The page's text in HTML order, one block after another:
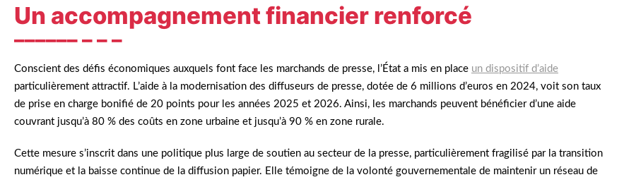
Un accompagnement financier renforcé
Conscient des défis économiques auxquels font face les marchands de presse, l’État a mis en place un dispositif d’aide
particulièrement attractif. L’aide à la modernisation des diffuseurs de presse, dotée de 6 millions d’euros en 2024, voit son taux
de prise en charge bonifié de 20 points pour les années 2025 et 2026. Ainsi, les marchands peuvent bénéficier d’une aide
couvrant jusqu’à 80 % des coûts en zone urbaine et jusqu’à 90 % en zone rurale.
Cette mesure s’inscrit dans une politique plus large de soutien au secteur de la presse, particulièrement fragilisé par la transition
numérique et la baisse continue de la diffusion papier. Elle témoigne de la volonté gouvernementale de maintenir un réseau de